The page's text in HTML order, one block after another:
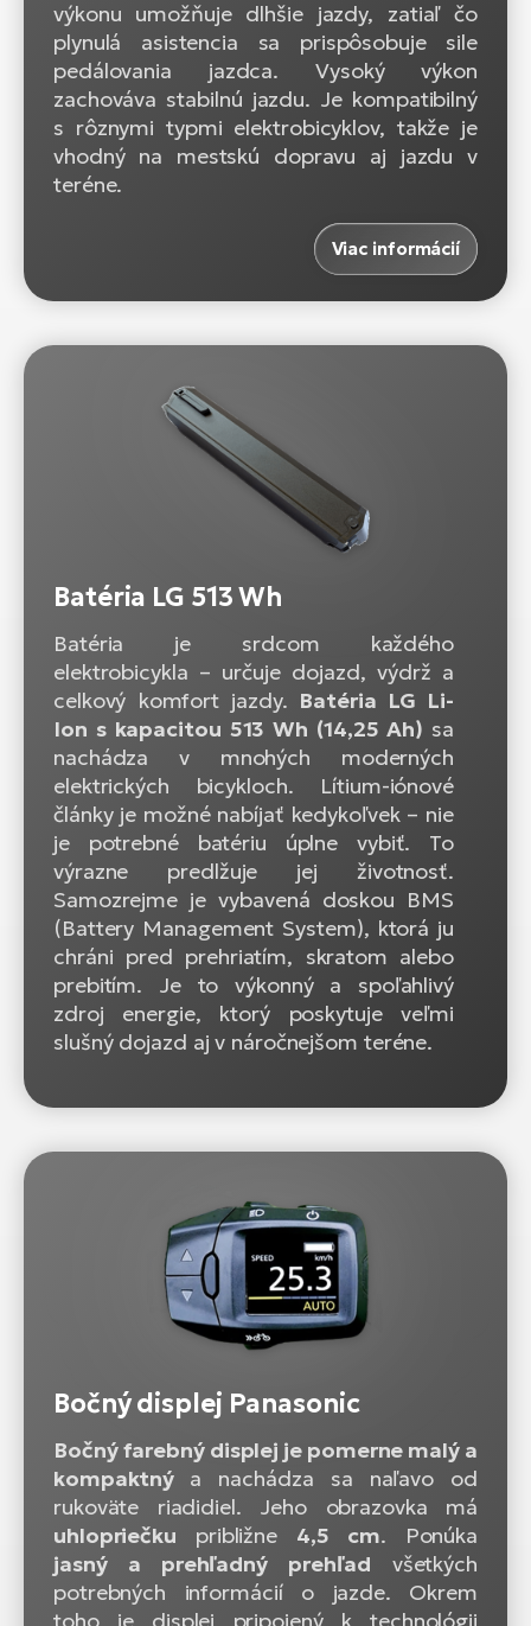
výkonu umožňuje dlhšie jazdy, zatiaľ čo
plynulá asistencia sa prispôsobuje sile
pedálovania jazdca. Vysoký výkon
zachováva stabilnú jazdu. Je kompatibilný
s rôznymi typmi elektrobicyklov, takže je
vhodný na mestskú dopravu aj jazdu v
teréne.
Viac informácií
Batéria LG 513 Wh
Batéria je srdcom každého
elektrobicykla – určuje dojazd, výdrž a
celkový komfort jazdy. Batéria LG Li-
Ion s kapacitou 513 Wh (14,25 Ah) sa
nachádza v mnohých moderných
elektrických bicykloch. Lítium-iónové
články je možné nabíjať kedykoľvek – nie
je potrebné batériu úplne vybiť. To
výrazne predlžuje jej životnosť.
Samozrejme je vybavená doskou BMS
(Battery Management System), ktorá ju
chráni pred prehriatím, skratom alebo
prebitím. Je to výkonný a spoľahlivý
zdroj energie, ktorý poskytuje veľmi
slušný dojazd aj v náročnejšom teréne.
Bočný displej Panasonic
Bočný farebný displej je pomerne malý a
kompaktný a nachádza sa naľavo od
rukoväte riadidiel. Jeho obrazovka má
uhlopriečku približne 4,5 cm. Ponúka
jasný a prehľadný prehľad všetkých
potrebných informácií o jazde. Okrem
toho je displej pripojený k technológii